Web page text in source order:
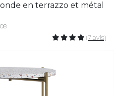
en terrazzo et métal
(7 avis)